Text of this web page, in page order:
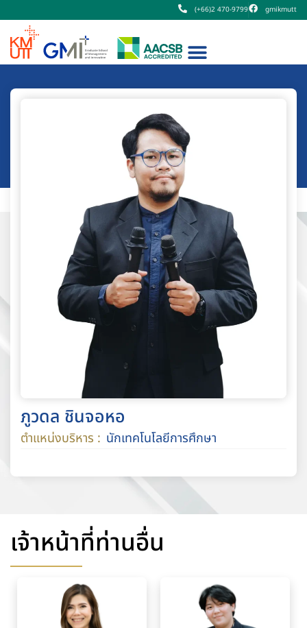
(+66)2 470-9799 gmikmutt
ภูวดล ชินจอหอ
ตำแหน่งบริหาร : นักเทคโนโลยีการศึกษา
เจ้าหน้าที่ท่านอื่น